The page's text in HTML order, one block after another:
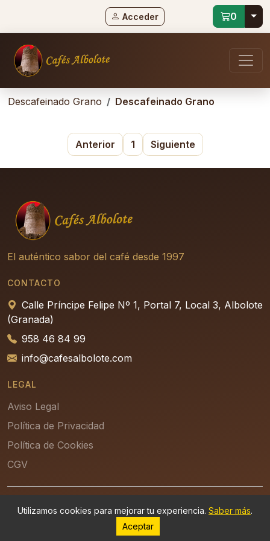
Acceder 0
Descafeinado Grano Descafeinado Grano
Anterior 1 Siguiente
El auténtico sabor del café desde 1997
CONTACTO
Calle Príncipe Felipe Nº 1, Portal 7, Local 3, Albolote
(Granada)
958 46 84 99
info@cafesalbolote.com
LEGAL
Aviso Legal
Política de Privacidad
Política de Cookies
CGV
© 2026 - Refrigeración Albolote, S.L. — Desarrollado por
Utilizamos cookies para mejorar tu experiencia. Saber más.
Aceptar